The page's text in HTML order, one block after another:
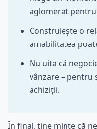
aglomerat
Construiește o
amabilitatea
Nu uita că
vânzare – pentru
achiziții.
În final, ține minte că